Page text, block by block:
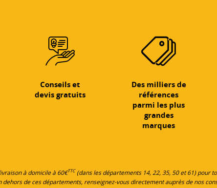
Conseils et
devis gratuits
Des milliers de
références
parmi les plus
grandes
marques
à domicile à 60€TTC(dans les départements 14, 22, 35, 50 et 61) pour
dehors de ces départements, renseignez-vous directement auprès de nos